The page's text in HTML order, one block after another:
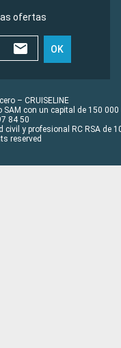
ofertas
OK
– CRUISELINE
con un capital de 150 000
84 50
y profesional RC RSA de
reserved